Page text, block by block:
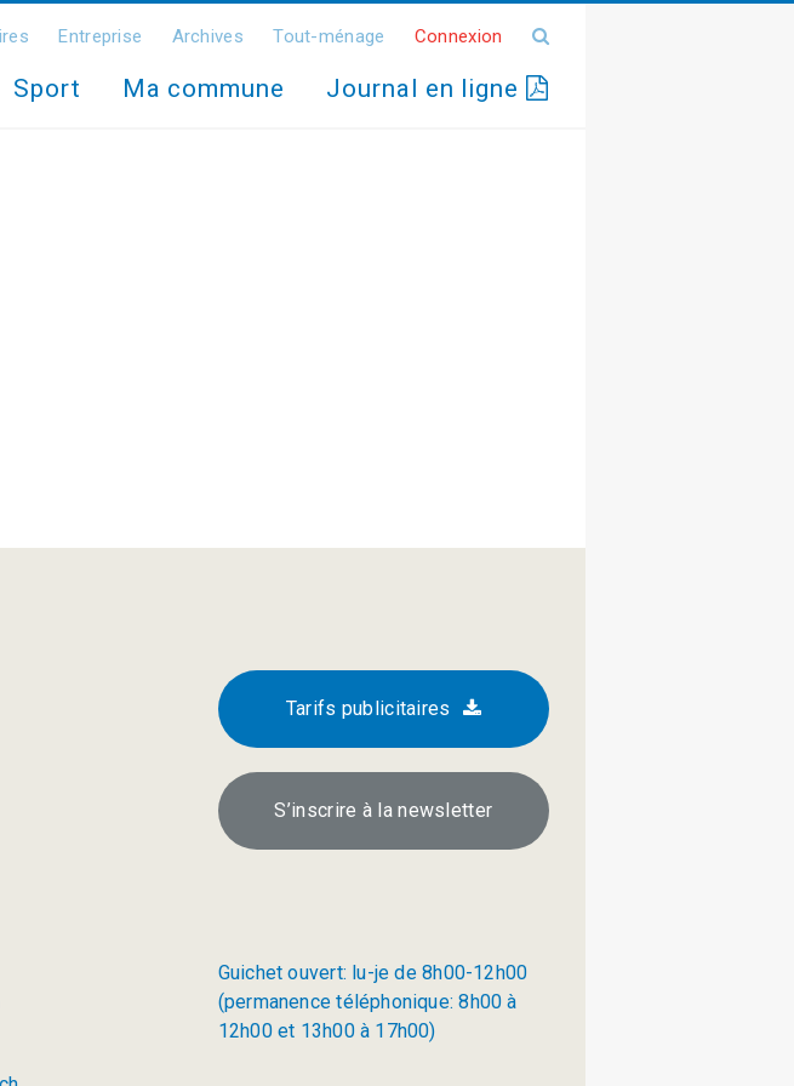
Entreprise Archives Tout-ménage Connexion
Sport Ma commune Journal en ligne
Tarifs publicitaires
S’inscrire à la newsletter
Guichet ouvert: lu-je de 8h00-12h00
(permanence téléphonique: 8h00 à
12h00 et 13h00 à 17h00)